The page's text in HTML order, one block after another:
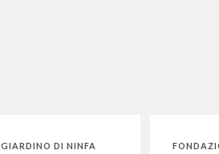
GIARDINO DI NINFA